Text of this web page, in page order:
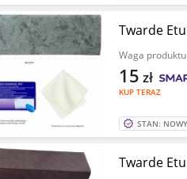
Twarde
Waga
KUP TERAZ
15 zł
STAN: NOWY
Twarde